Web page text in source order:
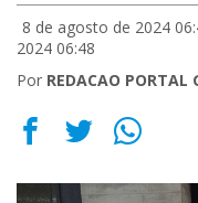
8 de agosto de 2024
2024 06:48
Por REDACAO PORTAL